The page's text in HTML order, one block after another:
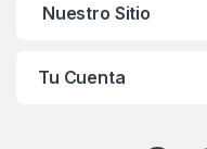
Nuestro Sitio
Tu Cuenta